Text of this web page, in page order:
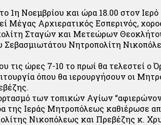
1η Νοεμβρίου και ώρα 18.00 στον
Μέγας Αρχιερατικός Εσπερινός,
Σταγών και Μετεώρων
Σεβασμιωτάτου Νητροπολίτη
τις ώρες 7-10 το πρωί θα τελεστεί ο
όπου θα ιερουργήσουν οι
των τοπικών Αγίων
της Ιεράς Μητροπόλεως καθιέρωσε
Νικοπόλεως και Πρεβέζης κ.